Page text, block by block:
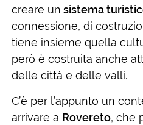
creare un sistema
connessione, di
tiene insieme quella
però è costruita anche
delle città e delle valli.
C’è per l’appunto un
arrivare a Rovereto, che